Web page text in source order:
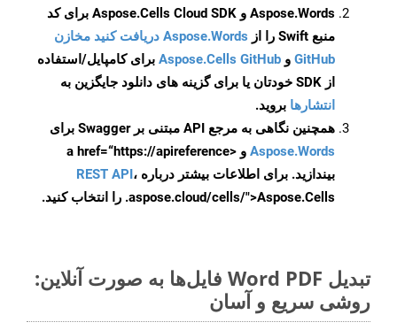
Aspose.Words و Aspose.Cells Cloud SDK برای کد
منبع Swift را از
Aspose.Words دریافت کنید مخازن
GitHub و Aspose.Cells GitHub برای کامپایل/استفاده
از SDK خودتان یا برای گزینه های دانلود جایگزین به
انتشارها بروید.
همچنین نگاهی به مرجع API مبتنی بر Swagger برای
Aspose.Words
و <a href=“https://apireference
بیندازید. برای اطلاعات بیشتر درباره REST API،
.aspose.cloud/cells/">Aspose.Cells را انتخاب کنید.
تبدیل Word PDF فایل‌ها به صورت آنلاین:
روشی سریع و آسان